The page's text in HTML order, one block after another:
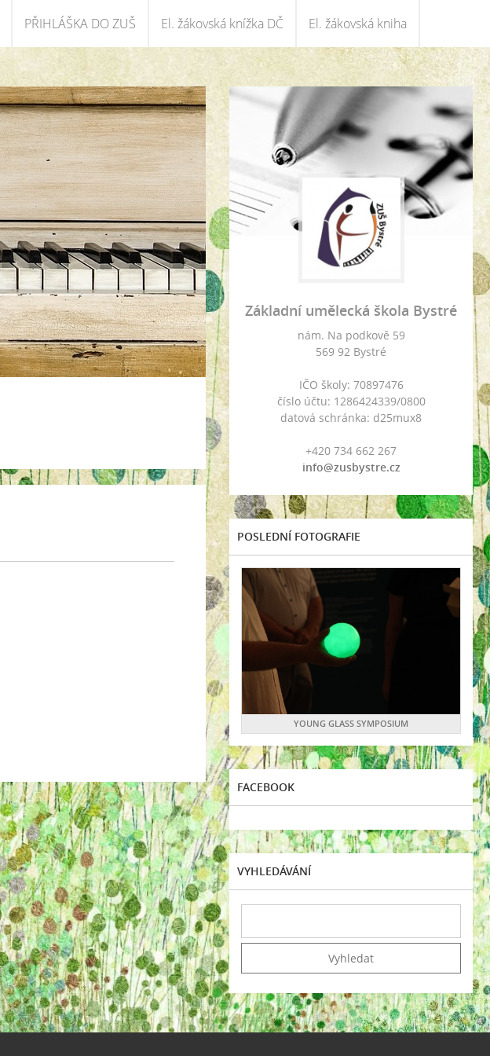
PŘIHLÁŠKA DO ZUŠ El. žákovská knížka DČ El. žákovská kniha
Základní umělecká škola Bystré
nám. Na podkově 59
569 92 Bystré
IČO školy: 70897476
číslo účtu: 1286424339/0800
datová schránka: d25mux8
+420 734 662 267
info@zusbystre.cz
POSLEDNÍ FOTOGRAFIE
YOUNG GLASS SYMPOSIUM
FACEBOOK
VYHLEDÁVÁNÍ